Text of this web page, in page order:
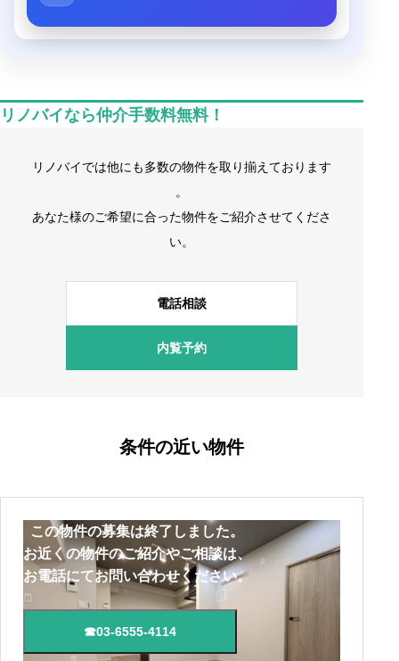
リノバイなら仲介手数料無料！
リノバイでは他にも多数の物件を取り揃えております
。
あなた様のご希望に合った物件をご紹介させてくださ
い。
電話相談
内覧予約
条件の近い物件
この物件の募集は終了しました。
お近くの物件のご紹介やご相談は、
お電話にてお問い合わせください。
☎03-6555-4114